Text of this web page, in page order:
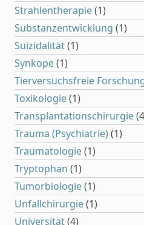
Strahlentherapie(1)
Substanzentwicklung (1)
Suizidalität(1)
Synkope(1)
Tierversuchsfreie
Toxikologie(1)
Transplantationschirurgie
Trauma (Psychiatrie)(1)
Traumatologie(1)
Tryptophan (1)
Tumorbiologie(1)
Unfallchirurgie(1)
Universität(4)